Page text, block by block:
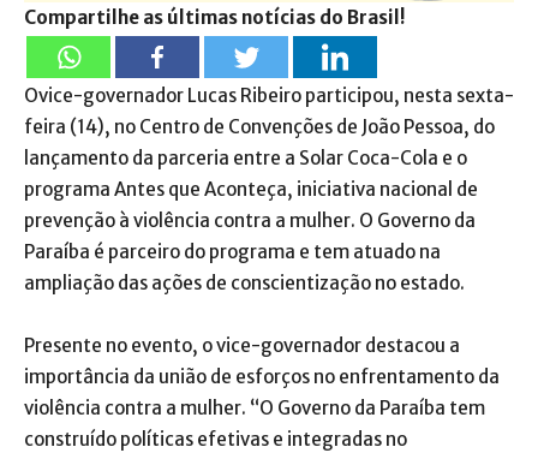
Compartilhe as últimas notícias do Brasil!
Ovice-governador Lucas Ribeiro participou, nesta sexta-
feira (14), no Centro de Convenções de João Pessoa, do
lançamento da parceria entre a Solar Coca-Cola e o
programa Antes que Aconteça, iniciativa nacional de
prevenção à violência contra a mulher. O Governo da
Paraíba é parceiro do programa e tem atuado na
ampliação das ações de conscientização no estado.
Presente no evento, o vice-governador destacou a
importância da união de esforços no enfrentamento da
violência contra a mulher. “O Governo da Paraíba tem
construído políticas efetivas e integradas no